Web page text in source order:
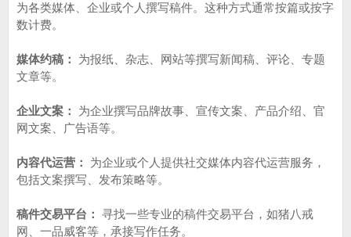
为各类媒体、企业或个人撰写稿件。这种方式通常按篇或按字
数计费。
媒体约稿： 为报纸、杂志、网站等撰写新闻稿、评论、专题
文章等。
企业文案：
为企业撰写品牌故事、宣传文案、产品介绍、官
网文案、广告语等。
内容代运营：
为企业或个人提供社交媒体内容代运营服务，
包括文案撰写、发布策略等。
稿件交易平台： 寻找一些专业的稿件交易平台，如猪八戒
网、一品威客等，承接写作任务。